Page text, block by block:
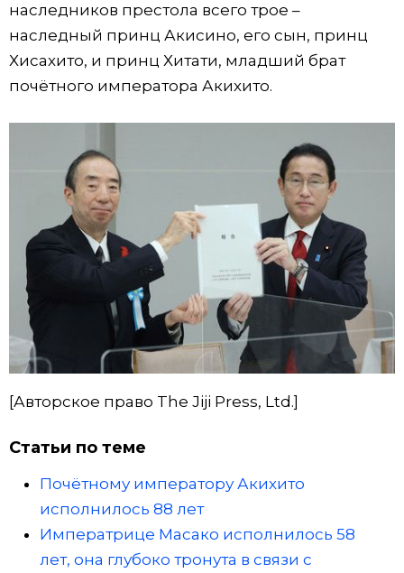
наследников престола всего трое –
наследный принц Акисино, его сын, принц
Хисахито, и принц Хитати, младший брат
почётного императора Акихито.
[Авторское право The Jiji Press, Ltd.]
Статьи по теме
Почётному императору Акихито
исполнилось 88 лет
Императрице Масако исполнилось 58
лет, она глубоко тронута в связи с